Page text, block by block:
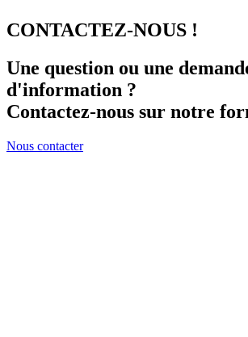
CONTACTEZ-NOUS !
Une question ou une
d'information ?
Contactez-nous sur notre
Nous contacter